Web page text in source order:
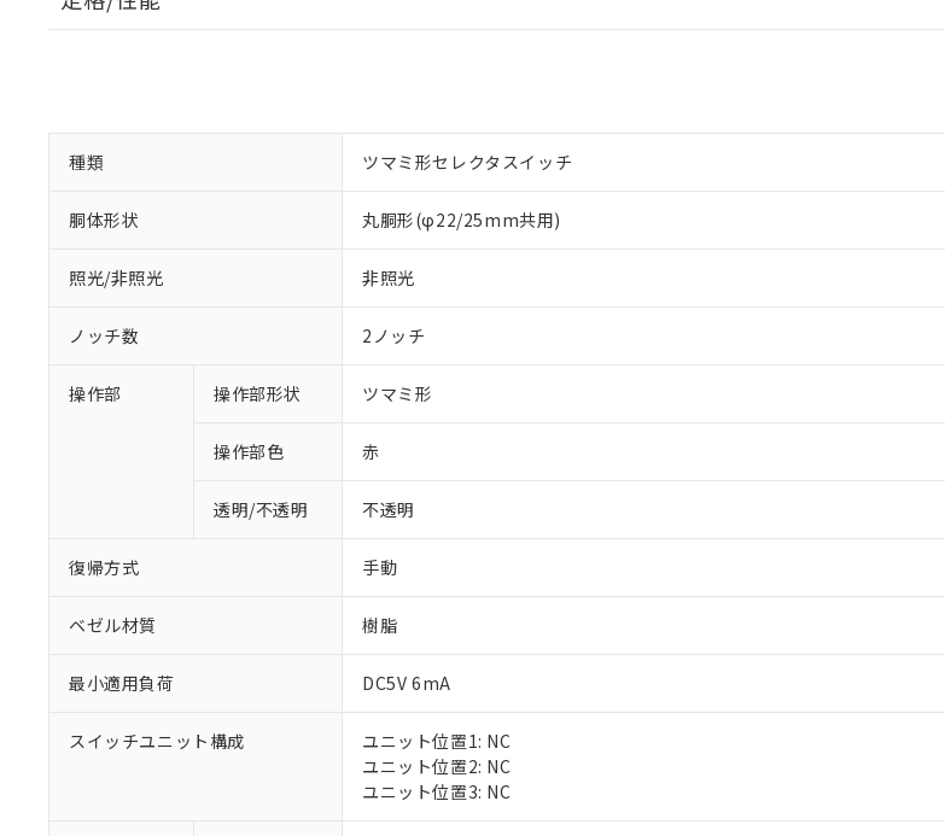
種類 ツマミ形セレクタスイッチ
胴体形状 丸胴形(φ22/25mm共用)
照光/非照光 非照光
ノッチ数 2ノッチ
操作部 操作部形状 ツマミ形
操作部色 赤
透明/不透明 不透明
復帰方式 手動
ベゼル材質 樹脂
最小適用負荷 DC5V 6mA
スイッチユニット構成
ユニット位置1: NC
ユニット位置2: NC
ユニット位置3: NC
※1 対応状況
対応済み：EU RoHS指令（10物質）の非含有に対応した製品が提
対応予定：EU RoHS指令（10物質）の非含有に対応した製品に切り替
対応予定なし：EU RoHS指令（10物質）の非含有に非対応の商品で